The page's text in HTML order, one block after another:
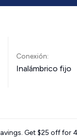
Conexión:
Inalámbrico fijo
Get $25 off